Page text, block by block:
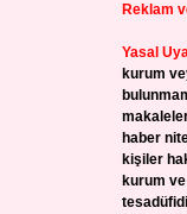
Reklam
Yasal
kurum
haber
kişiler
kurum